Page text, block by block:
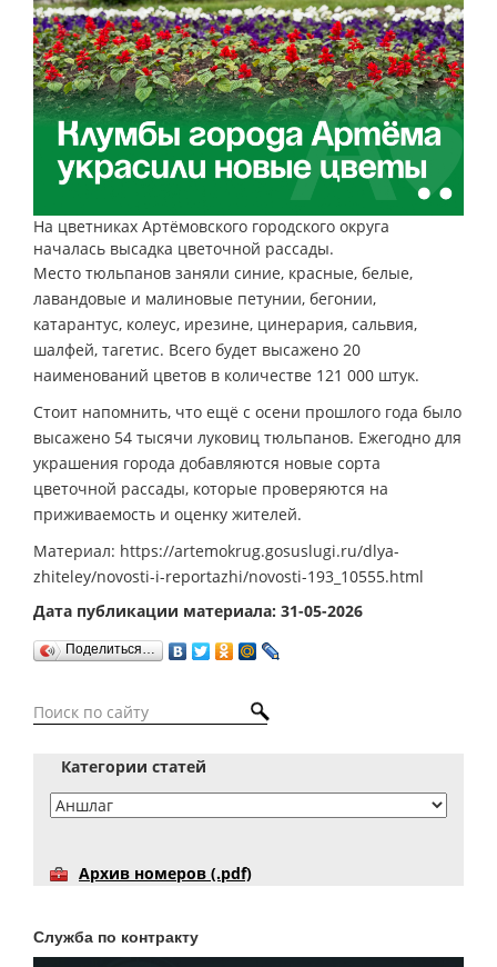
На цветниках Артёмовского городского округа
началась высадка цветочной рассады.
Место тюльпанов заняли синие, красные, белые,
лавандовые и малиновые петунии, бегонии,
катарантус, колеус, ирезине, цинерария, сальвия,
шалфей, тагетис. Всего будет высажено 20
наименований цветов в количестве 121 000 штук.
Стоит напомнить, что ещё с осени прошлого года было
высажено 54 тысячи луковиц тюльпанов. Ежегодно для
украшения города добавляются новые сорта
цветочной рассады, которые проверяются на
приживаемость и оценку жителей.
Материал: https://artemokrug.gosuslugi.ru/dlya-
zhiteley/novosti-i-reportazhi/novosti-193_10555.html
Дата публикации материала: 31-05-2026
Поделиться…
Категории статей
Архив номеров (.pdf)
Служба по контракту